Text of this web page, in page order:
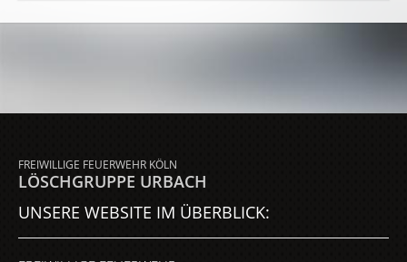
FREIWILLIGE FEUERWEHR KÖLN
LÖSCHGRUPPE URBACH
UNSERE WEBSITE IM ÜBERBLICK: